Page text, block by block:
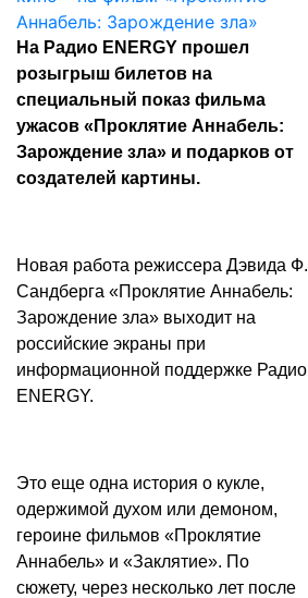
На Радио ENERGY прошел
розыгрыш билетов на
специальный показ фильма
ужасов «Проклятие Аннабель:
Зарождение зла» и подарков от
создателей картины.
Новая работа режиссера Дэвида Ф.
Сандберга «Проклятие Аннабель:
Зарождение зла» выходит на
российские экраны при
информационной поддержке Радио
ENERGY.
Это еще одна история о кукле,
одержимой духом или демоном,
героине фильмов «Проклятие
Аннабель» и «Заклятие». По
сюжету, через несколько лет после